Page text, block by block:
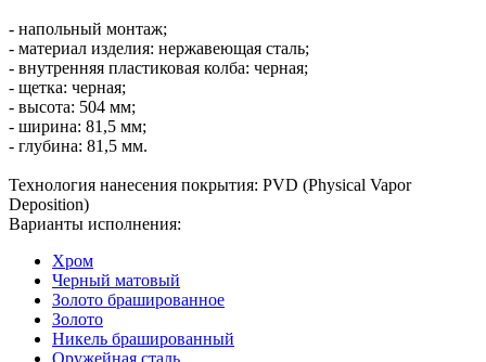
- напольный монтаж;
- материал изделия: нержавеющая сталь;
- внутренняя пластиковая колба: черная;
- щетка: черная;
- высота: 504 мм;
- ширина: 81,5 мм;
- глубина: 81,5 мм.
Технология нанесения покрытия: PVD (Physical Vapor
Deposition)
Варианты исполнения:
Хром
Черный матовый
Золото брашированное
Золото
Никель брашированный
Оружейная сталь